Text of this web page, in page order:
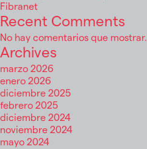
Fibranet
Recent Comments
No hay comentarios que mostrar.
Archives
marzo 2026
enero 2026
diciembre 2025
febrero 2025
diciembre 2024
noviembre 2024
mayo 2024